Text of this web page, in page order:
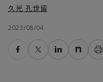
久光 孔世留
2023/08/04